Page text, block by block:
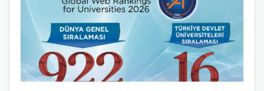
Manavgat Turizm Fakültesi
Manavgat Yabancı Diller Fakültesi
Mimarlık Fakültesi